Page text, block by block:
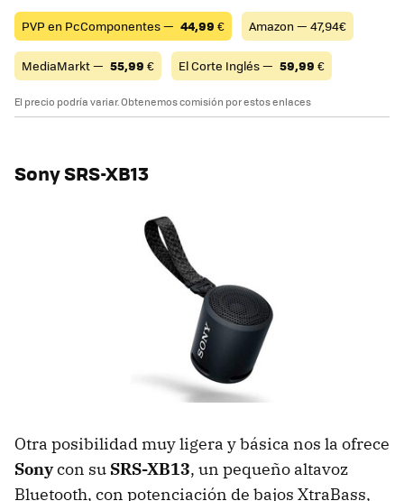
PVP en PcComponentes — 44,99 € Amazon — 47,94€
MediaMarkt — 55,99 € El Corte Inglés — 59,99 €
El precio podría variar. Obtenemos comisión por estos enlaces
Sony SRS-XB13
Otra posibilidad muy ligera y básica nos la ofrece
Sonycon su SRS-XB13, un pequeño altavoz
Bluetooth, con potenciación de bajos XtraBass,